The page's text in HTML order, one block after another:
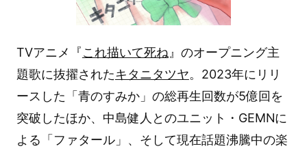
TVアニメ『これ描いて死ね 』のオープニング主
題歌に抜擢されたキタニタツヤ。2023年にリリ
ースした「青のすみか」の総再生回数が5億回を
突破したほか、中島健人とのユニット・GEMNに
よる「ファタール」、そして現在話題沸騰中の楽